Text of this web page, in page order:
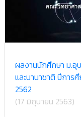
ผลงานนักศึกษา ม.อุ
และนานาชาติ ปีการ
2562
(17 มิถุนายน 2563)